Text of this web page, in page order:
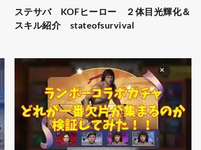
ステサバ KOFヒーロー ２体目光輝化＆
スキル紹介 stateofsurvival